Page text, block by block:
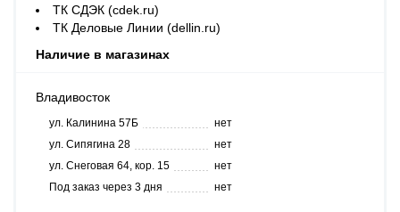
ТК СДЭК (cdek.ru)
ТК Деловые Линии (dellin.ru)
Наличие в магазинах
Владивосток
ул. Калинина 57Б
нет
ул. Сипягина 28
нет
ул. Снеговая 64, кор. 15
нет
Под заказ через 3 дня
нет